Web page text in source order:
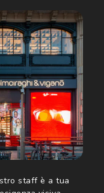
più di 16 anni e
da parte di
speciali, novità
(consultare
staff è a tua